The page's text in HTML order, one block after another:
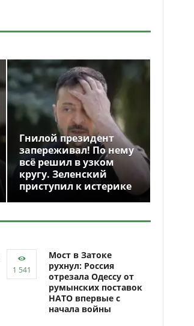
Гнилой президент
запереживал! По нему
всё решил в узком
кругу. Зеленский
приступил к истерике
Мост в Затоке
рухнул: Россия
отрезала Одессу от
румынских поставок
НАТО впервые с
начала войны